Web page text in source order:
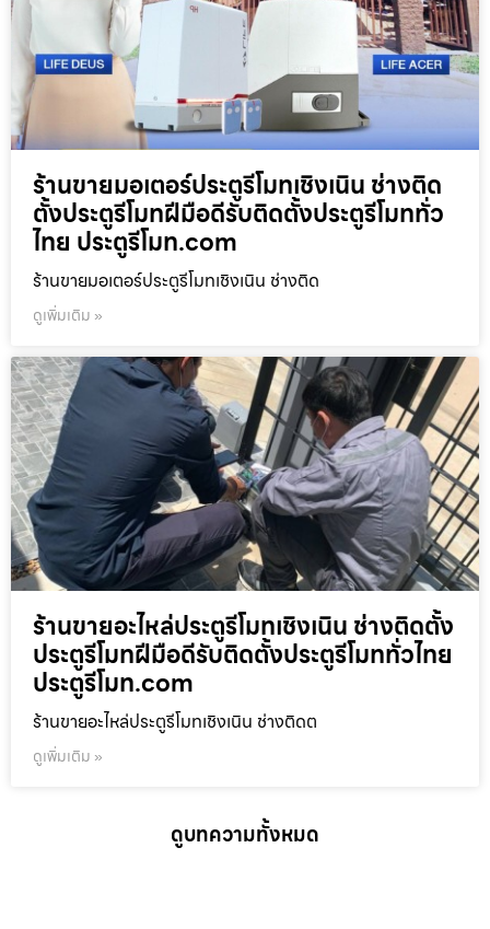
ร้านขายมอเตอร์ประตูรีโมทเชิงเนิน ช่างติด
ตั้งประตูรีโมทฝีมือดีรับติดตั้งประตูรีโมททั่ว
ไทย ประตูรีโมท.com
ร้านขายมอเตอร์ประตูรีโมทเชิงเนิน ช่างติด
ดูเพิ่มเติม »
ร้านขายอะไหล่ประตูรีโมทเชิงเนิน ช่างติดตั้ง
ประตูรีโมทฝีมือดีรับติดตั้งประตูรีโมททั่วไทย
ประตูรีโมท.com
ร้านขายอะไหล่ประตูรีโมทเชิงเนิน ช่างติดต
ดูเพิ่มเติม »
ดูบทความทั้งหมด